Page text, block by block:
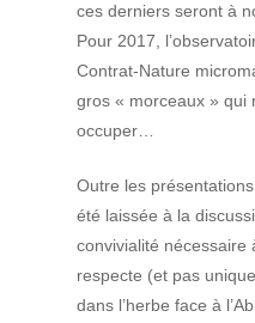
ces derniers seront à
Pour 2017,
Contrat-Nature
gros « morceaux » qui
occuper…
Outre les
été laissée à la
convivialité nécessaire
respecte (et pas
dans l’herbe face à